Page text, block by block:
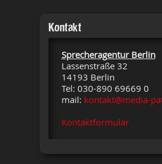
Kontakt
Sprecheragentur Berlin
Lassenstraße 32
14193 Berlin
Tel: 030-890 69669 0
mail: kontakt@media-
Kontaktformular